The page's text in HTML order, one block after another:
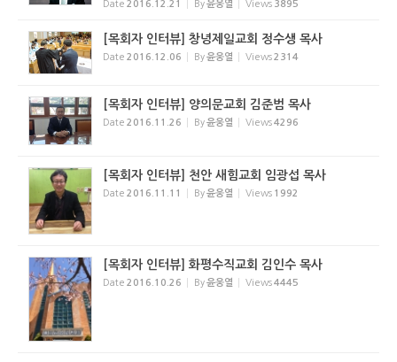
Date 2016.12.21 By윤웅열 Views 3895
[목회자 인터뷰] 창녕제일교회 정수생 목사
Date 2016.12.06 By윤웅열 Views2314
[목회자 인터뷰] 양의문교회 김준범 목사
Date 2016.11.26 By윤웅열 Views4296
[목회자 인터뷰] 천안 새힘교회 임광섭 목사
Date 2016.11.11 By윤웅열 Views 1992
[목회자 인터뷰] 화평수직교회 김인수 목사
Date 2016.10.26 By윤웅열 Views4445